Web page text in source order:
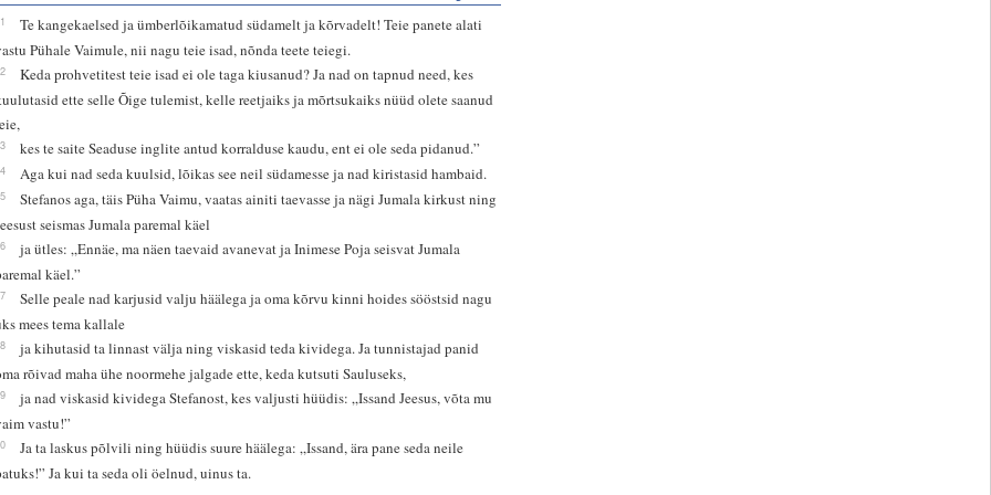
Te kangekaelsed ja ümberlõikamatud südamelt ja kõrvadelt! Teie panete alati
Pühale Vaimule, nii nagu teie isad, nõnda teete teiegi.
Keda prohvetitest teie isad ei ole taga kiusanud? Ja nad on tapnud need, kes
ette selle Õige tulemist, kelle reetjaiks ja mõrtsukaiks nüüd olete saanud
kes te saite Seaduse inglite antud korralduse kaudu, ent ei ole seda pidanud.”
Aga kui nad seda kuulsid, lõikas see neil südamesse ja nad kiristasid hambaid.
Stefanos aga, täis Püha Vaimu, vaatas ainiti taevasse ja nägi Jumala kirkust ning
seismas Jumala paremal käel
ja ütles: „Ennäe, ma näen taevaid avanevat ja Inimese Poja seisvat Jumala
käel.”
Selle peale nad karjusid valju häälega ja oma kõrvu kinni hoides sööstsid nagu
mees tema kallale
ja kihutasid ta linnast välja ning viskasid teda kividega. Ja tunnistajad panid
rõivad maha ühe noormehe jalgade ette, keda kutsuti Sauluseks,
ja nad viskasid kividega Stefanost, kes valjusti hüüdis: „Issand Jeesus, võta mu
vastu!”
Ja ta laskus põlvili ning hüüdis suure häälega: „Issand, ära pane seda neile
Ja kui ta seda oli öelnud, uinus ta.